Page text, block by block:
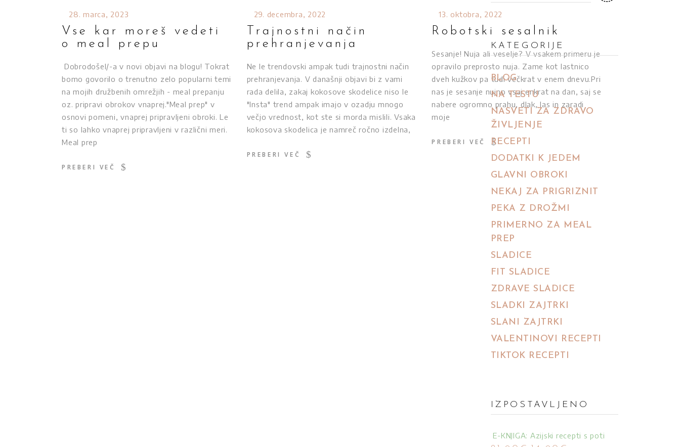
28. marca, 2023
Vse kar moreš vedeti
o meal prepu
Dobrodošel/-a v novi objavi na blogu! Tokrat
bomo govorilo o trenutno zelo popularni temi
na mojih družbenih omrežjih - meal prepanju
oz. pripravi obrokov vnaprej."Meal prep" v
osnovi pomeni, vnaprej pripravljeni obroki. Le
ti so lahko vnaprej pripravljeni v različni meri.
Meal prep
PREBERI VEČ
29. decembra, 2022
Trajnostni način
prehranjevanja
Ne le trendovski ampak tudi trajnostni način
prehranjevanja. V današnji objavi bi z vami
rada delila, zakaj kokosove skodelice niso le
"Insta" trend ampak imajo v ozadju mnogo
večjo vrednost, kot ste si morda mislili. Vsaka
kokosova skodelica je namreč ročno izdelna,
PREBERI VEČ
13. oktobra, 2022
Robotski sesalnik
Sesanje! Nuja ali veselje? V vsakem primeru je
opravilo preprosto nuja. Zame kot lastnico
dveh kužkov pa tudi večkrat v enem dnevu.Pri
nas je sesanje nujno vsaj enkrat na dan, saj se
nabere ogromno prahu, dlak, las in zaradi
moje
PREBERI VEČ
KATEGORIJE
BLOG
NA TESTU
NASVETI ZA ZDRAVO
ŽIVLJENJE
RECEPTI
DODATKI K JEDEM
GLAVNI OBROKI
NEKAJ ZA PRIGRIZNIT
PEKA Z DROŽMI
PRIMERNO ZA MEAL
PREP
SLADICE
FIT SLADICE
ZDRAVE SLADICE
SLADKI ZAJTRKI
SLANI ZAJTRKI
VALENTINOVI RECEPTI
TIKTOK RECEPTI
IZPOSTAVLJENO
E-KNJIGA: Azijski recepti s poti
Izvirna